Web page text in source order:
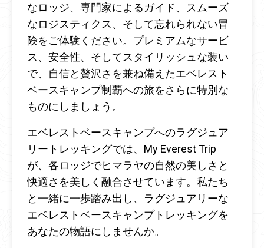
なロッジ、専門家によるガイド、スムーズ
なロジスティクス、そして忘れられない冒
険をご体験ください。プレミアムなサービ
ス、安全性、そしてスタイリッシュな装い
で、自信と贅沢さを兼ね備えたエベレスト
ベースキャンプ制覇への旅をさらに特別な
ものにしましょう。
エベレストベースキャンプへのラグジュア
リートレッキングでは、My Everest Trip
が、各ロッジでヒマラヤの自然の美しさと
快適さを美しく融合させています。私たち
と一緒に一歩踏み出し、ラグジュアリーな
エベレストベースキャンプトレッキングを
あなたの物語にしませんか。